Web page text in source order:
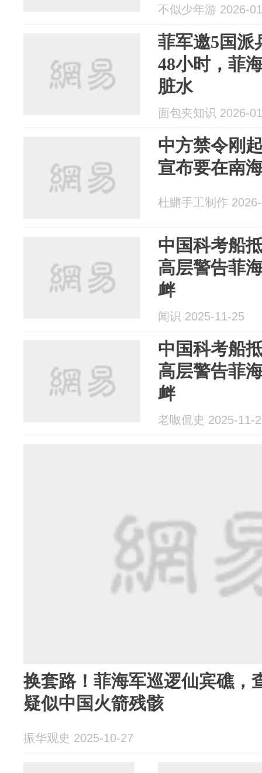
不似少年游 2026-
菲军邀5国派
48小时，菲
脏水
面包夹知识 2026-
中方禁令刚
宣布要在南
杜鱂手工制作
中国科考船
高层警告菲
衅
闻识 2025-11-25
中国科考船
高层警告菲
衅
老呶侃史 2025-11-
换套路！菲海军巡逻仙宾礁，
疑似中国火箭残骸
振华观史 2025-10-27